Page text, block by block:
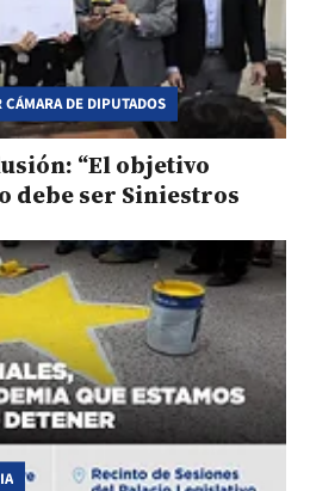
DE DIPUTADOS
“El objetivo
ser Siniestros